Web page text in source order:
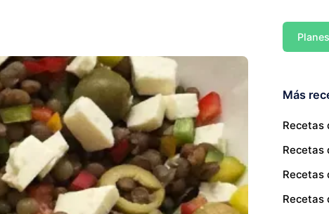
Más
Recetas
Recetas
Recetas
Recetas